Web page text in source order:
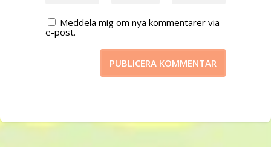
Meddela mig om nya kommentarer via
e-post.